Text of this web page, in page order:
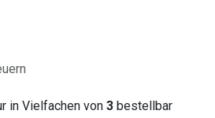
in Vielfachen von 3 bestellbar